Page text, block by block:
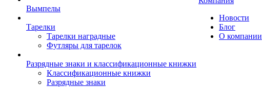
Вымпелы
Тарелки
Тарелки наградные
Футляры для тарелок
Разрядные знаки и классификационные книжки
Классификационные книжки
Разрядные знаки
Новости
Блог
О компании